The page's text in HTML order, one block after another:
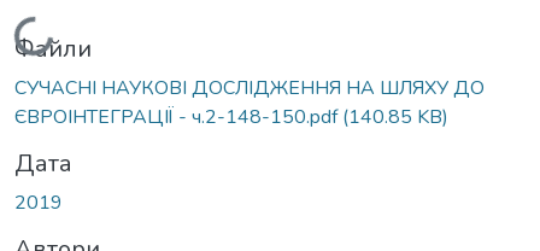
Вантажиться...
Файли
СУЧАСНІ НАУКОВІ ДОСЛІДЖЕННЯ НА ШЛЯХУ ДО
ЄВРОІНТЕГРАЦІЇ - ч.2-148-150.pdf(140.85 KB)
Дата
2019